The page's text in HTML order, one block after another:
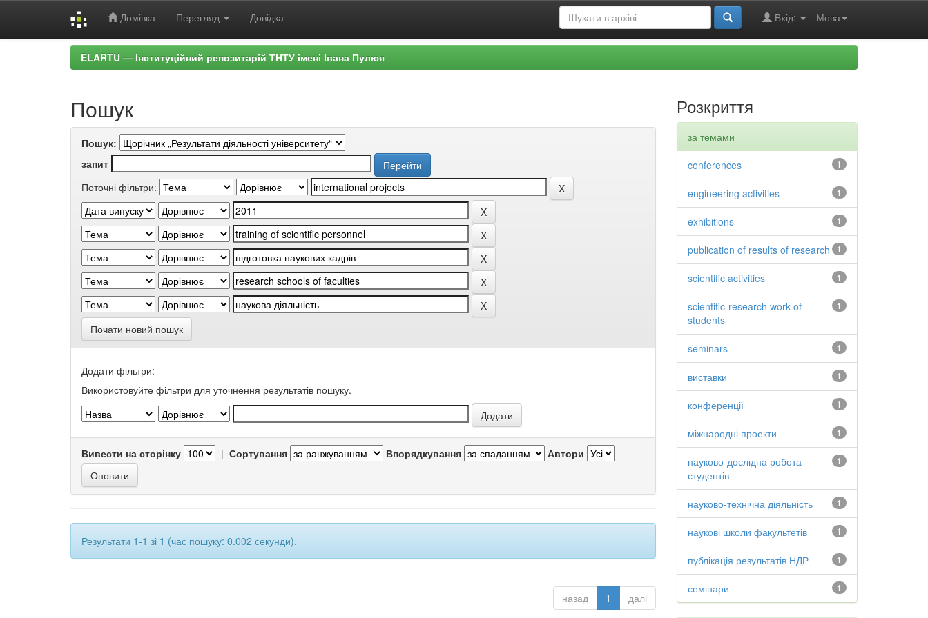
Домівка Перегляд Довідка Мова
Вхід:
ELARTU — Інституційний репозитарій ТНТУ імені Івана Пулюя
Пошук
Пошук:
запит
Поточні фільтри:
Почати новий пошук
Додати фільтри:
Використовуйте фільтри для уточнення результатів пошуку.
Вивести на сторінку | Сортування Впорядкування Автори
Результати 1-1 зі 1 (час пошуку: 0.002 секунди).
назад 1 далі
Розкриття
за темами
1
conferences
1
engineering activities
1
exhibitions
1
publication of results of research
1
scientific activities
1
scientific-research work of
students
1
seminars
1
виставки
1
конференції
1
міжнародні проекти
1
науково-дослідна робота
студентів
1
науково-технічна діяльність
1
наукові школи факультетів
1
публікація результатів НДР
1
семінари